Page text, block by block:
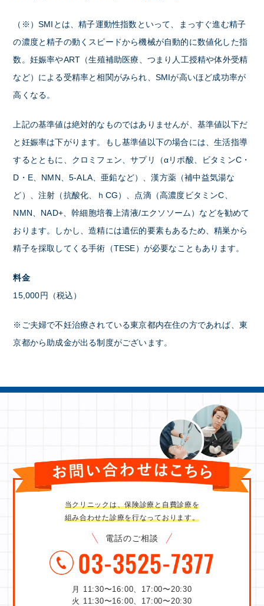
（※）SMIとは、精子運動性指数といって、まっすぐ進む精子
の濃度と精子の動くスピードから機械が自動的に数値化した指
数。妊娠率やART（生殖補助医療、つまり人工授精や体外受精
など）による受精率と相関がみられ、SMIが高いほど成功率が
高くなる。
上記の基準値は絶対的なものではありませんが、基準値以下だ
と妊娠率は下がります。もし基準値以下の場合には、生活指導
するとともに、クロミフェン、サプリ（αリポ酸、ビタミンC・
D・E、NMN、5-ALA、亜鉛など）、漢方薬（補中益気湯な
ど）、注射（抗酸化、ｈCG）、点滴（高濃度ビタミンC、
NMN、NAD+、幹細胞培養上清液/エクソソーム）などを勧めて
おります。しかし、造精には遺伝的要素もあるため、精巣から
精子を採取してくる手術（TESE）が必要なこともあります。
料金
15,000円（税込）
※ご夫婦で不妊治療されている東京都内在住の方であれば、東
京都から助成金が出る制度がございます。
当クリニックは、保険診療と自費診療を
組み合わせた診療を行なっております。
電話のご相談
月 11:30〜16:00、17:00〜20:30
火 11:30〜16:00、17:00〜20:30